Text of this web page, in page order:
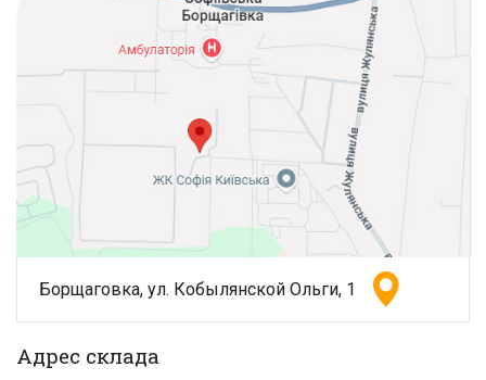
Борщаговка, ул. Кобылянской Ольги, 1
Адрес склада